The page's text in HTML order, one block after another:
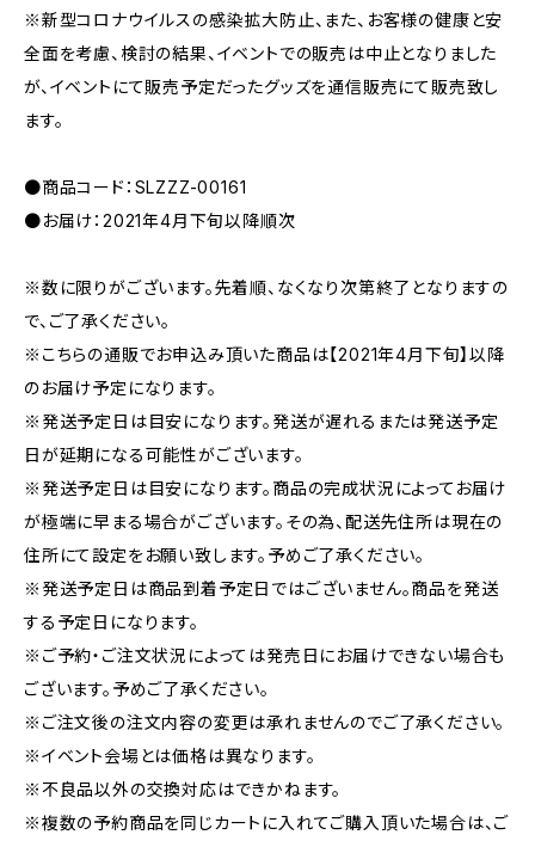
※新型コロナウイルスの感染拡大防止、また、お客様の健康と安
全面を考慮、検討の結果、イベントでの販売は中止となりました
が、イベントにて販売予定だったグッズを通信販売にて販売致し
ます。
●商品コード：SLZZZ-00161
●お届け：2021年4月下旬以降順次
※数に限りがございます。先着順、なくなり次第終了となりますの
で、ご了承ください。
※こちらの通販でお申込み頂いた商品は【2021年4月下旬】以降
のお届け予定になります。
※発送予定日は目安になります。発送が遅れるまたは発送予定
日が延期になる可能性がございます。
※発送予定日は目安になります。商品の完成状況によってお届け
が極端に早まる場合がございます。その為、配送先住所は現在の
住所にて設定をお願い致します。予めご了承ください。
※発送予定日は商品到着予定日ではございません。商品を発送
する予定日になります。
※ご予約・ご注文状況によっては発売日にお届けできない場合も
ございます。予めご了承ください。
※ご注文後の注文内容の変更は承れませんのでご了承ください。
※イベント会場とは価格は異なります。
※不良品以外の交換対応はできかねます。
※複数の予約商品を同じカートに入れてご購入頂いた場合は、ご